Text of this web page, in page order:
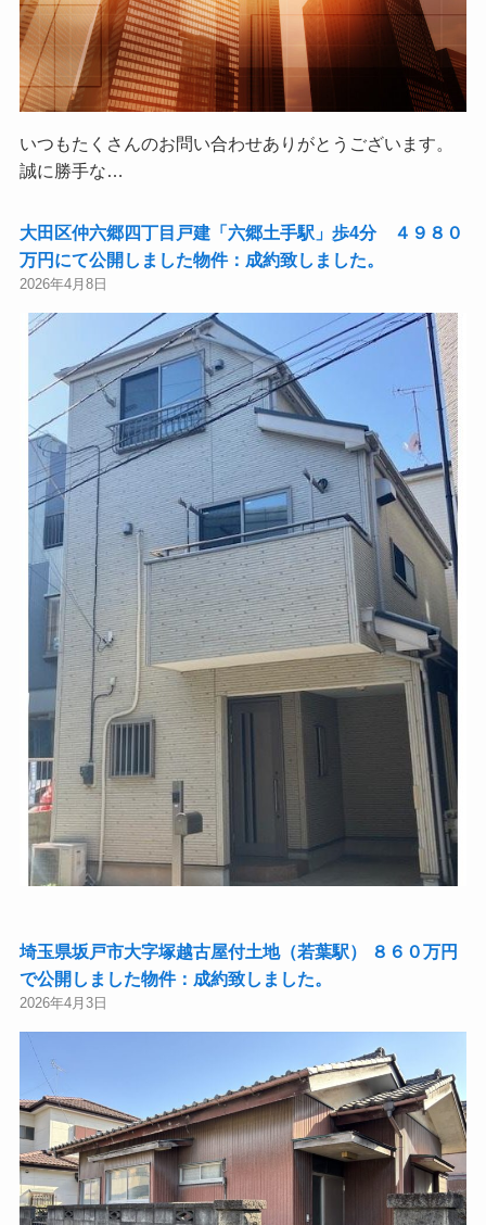
いつもたくさんのお問い合わせありがとうございます。
誠に勝手な…
大田区仲六郷四丁目戸建「六郷土手駅」歩4分 ４９８０
万円にて公開しました物件：成約致しました。
2026年4月8日
埼玉県坂戸市大字塚越古屋付土地（若葉駅） ８６０万円
で公開しました物件：成約致しました。
2026年4月3日